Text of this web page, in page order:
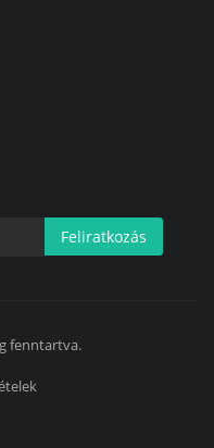
Feliratkozás
fenntartva.